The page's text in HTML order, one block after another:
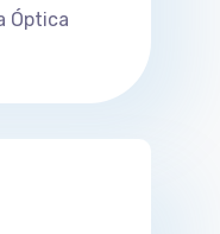
Óptica